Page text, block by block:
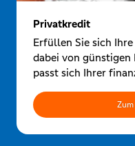
Privatkredit
Erfüllen Sie sich
dabei von
passt sich Ihrer